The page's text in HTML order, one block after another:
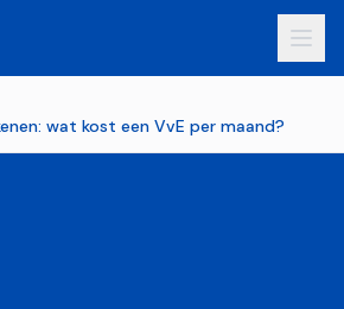
wat kost een VvE per maand?